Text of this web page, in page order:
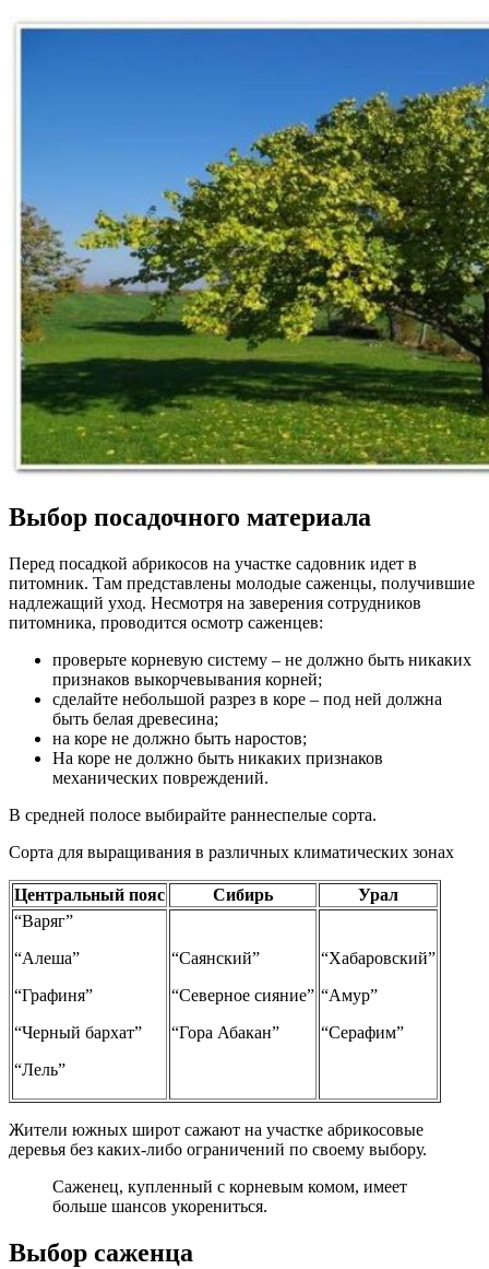
Выбор посадочного материала
Перед посадкой абрикосов на участке садовник идет в
питомник. Там представлены молодые саженцы, получившие
надлежащий уход. Несмотря на заверения сотрудников
питомника, проводится осмотр саженцев:
проверьте корневую систему – не должно быть никаких
признаков выкорчевывания корней;
сделайте небольшой разрез в коре – под ней должна
быть белая древесина;
на коре не должно быть наростов;
На коре не должно быть никаких признаков
механических повреждений.
В средней полосе выбирайте раннеспелые сорта.
Сорта для выращивания в различных климатических зонах
Центральный пояс Сибирь
Урал
“Варяг”
“Алеша”
“Графиня”
“Черный бархат”
“Лель”
“Саянский”
“Северное сияние”
“Гора Абакан”
“Хабаровский”
“Амур”
“Серафим”
Жители южных широт сажают на участке абрикосовые
деревья без каких-либо ограничений по своему выбору.
Саженец, купленный с корневым комом, имеет
больше шансов укорениться.
Выбор саженца